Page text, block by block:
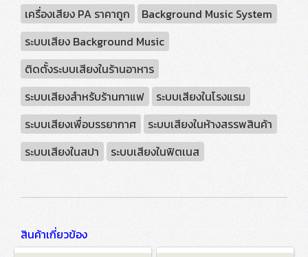
เครื่องเสียง PA ราคาถูก
Background Music System
ระบบเสียง Background Music
ติดตั้งระบบเสียงในร้านอาหาร
ระบบเสียงสำหรับร้านกาแฟ
ระบบเสียงในโรงแรม
ระบบเสียงเพื่อบรรยากาศ
ระบบเสียงในห้างสรรพสินค้า
ระบบเสียงในสปา
ระบบเสียงในฟิตเนส
สินค้าเกี่ยวข้อง